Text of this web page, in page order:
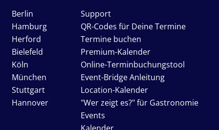
Berlin
Hamburg
Herford
Bielefeld
Köln
München
Stuttgart
Hannover
Support
QR-Codes für Deine Termine
Termine buchen
Premium-Kalender
Online-Terminbuchungstool
Event-Bridge Anleitung
Location-Kalender
"Wer zeigt es?" für Gastronomie
Events